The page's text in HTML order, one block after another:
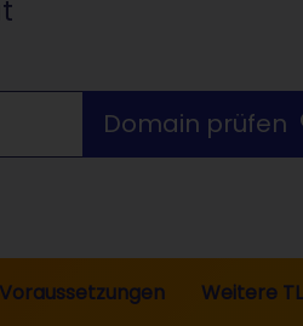
Domain prüfen
Voraussetzungen Weitere